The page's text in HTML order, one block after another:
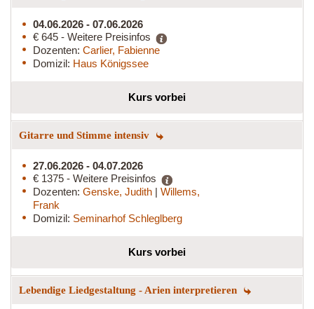
04.06.2026 - 07.06.2026
€ 645 - Weitere Preisinfos
Dozenten: Carlier, Fabienne
Domizil: Haus Königssee
Kurs vorbei
Gitarre und Stimme intensiv
27.06.2026 - 04.07.2026
€ 1375 - Weitere Preisinfos
Dozenten: Genske, Judith | Willems,
Frank
Domizil: Seminarhof Schleglberg
Kurs vorbei
Lebendige Liedgestaltung - Arien interpretieren